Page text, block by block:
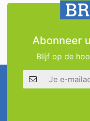
Abonneer
Blijf op de
E-mailadres